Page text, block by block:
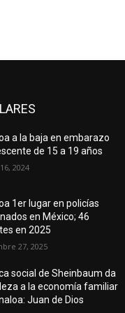
a la baja en embarazo
de 15 a 19 años
2024
1er lugar en policías
en México; 46
en 2025
27, 2025
social de Sheinbaum da
a la economía familiar
Juan de Dios